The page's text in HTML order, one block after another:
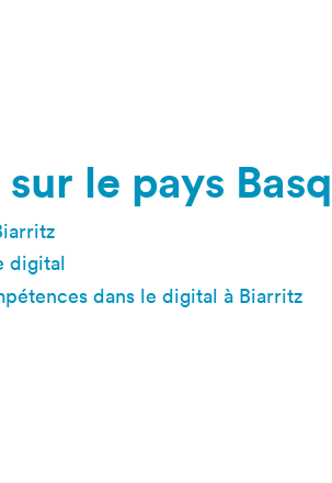
le pays
digital
dans le digital à Biarritz